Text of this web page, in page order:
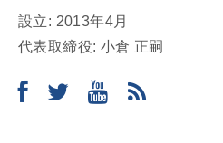
設立: 2013年4月
代表取締役: 小倉 正嗣